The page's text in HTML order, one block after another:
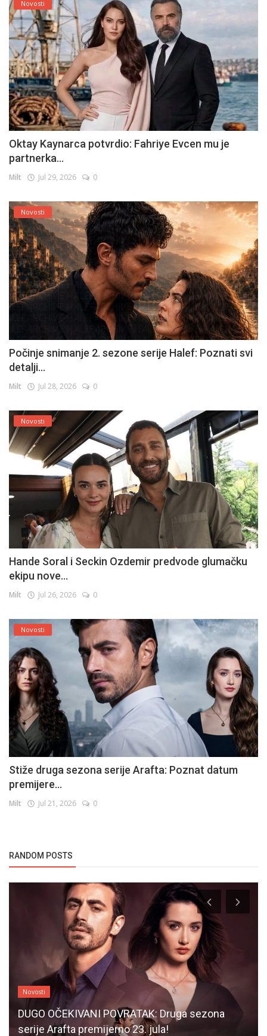
Novosti
Oktay Kaynarca potvrdio: Fahriye Evcen mu je
partnerka...
Milt Jul 29, 2026 0
Novosti
Počinje snimanje 2. sezone serije Halef: Poznati svi
detalji...
Milt Jul 28, 2026 0
Novosti
Hande Soral i Seckin Ozdemir predvode glumačku
ekipu nove...
Milt Jul 26, 2026 0
Novosti
Stiže druga sezona serije Arafta: Poznat datum
premijere...
Milt Jul 21, 2026 0
RANDOM POSTS
Novosti
DUGO OČEKIVANI POVRATAK: Druga sezona
serije Arafta premijerno 23. jula!